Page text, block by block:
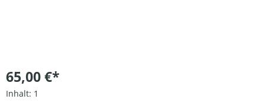
65,00 €*
Inhalt: 1